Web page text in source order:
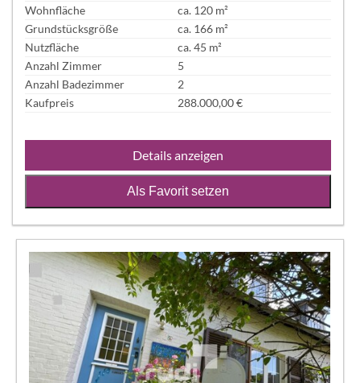
Wohnfläche
ca. 120 m²
Grundstücksgröße
ca. 166 m²
Nutzfläche
ca. 45 m²
Anzahl Zimmer
5
Anzahl Badezimmer
2
Kaufpreis
288.000,00 €
Details anzeigen
Als Favorit setzen